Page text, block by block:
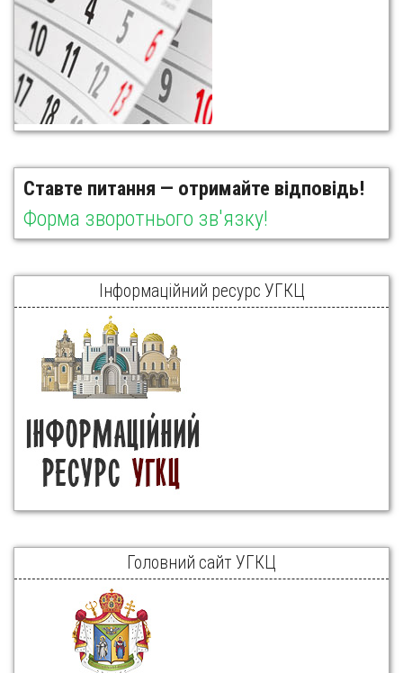
Ставте питання — отримайте відповідь!
Форма зворотнього зв'язку!
Інформаційний ресурс УГКЦ
Головний сайт УГКЦ